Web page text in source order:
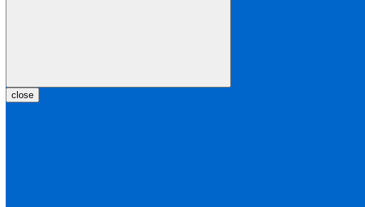
close